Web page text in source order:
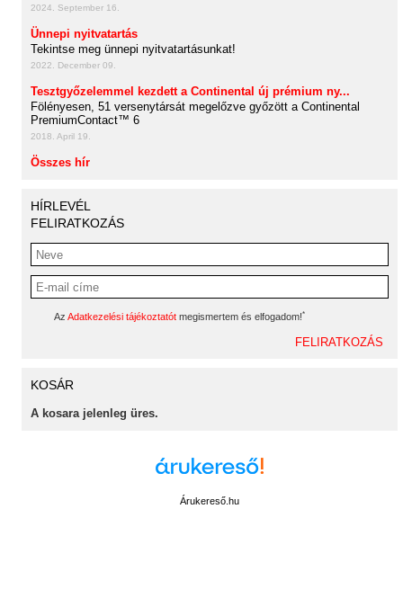
2024. September 16.
Ünnepi nyitvatartás
Tekintse meg ünnepi nyitvatartásunkat!
2022. December 09.
Tesztgyőzelemmel kezdett a Continental új prémium ny...
Fölényesen, 51 versenytársát megelőzve győzött a Continental
PremiumContact™ 6
2018. April 19.
Összes hír
HÍRLEVÉL
FELIRATKOZÁS
Az Adatkezelési tájékoztatót megismertem és elfogadom!*
KOSÁR
A kosara jelenleg üres.
Árukereső.hu